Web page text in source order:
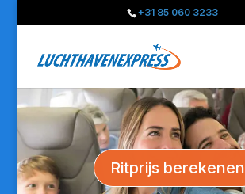
+31 85 060 3233
Ritprijs berekenen